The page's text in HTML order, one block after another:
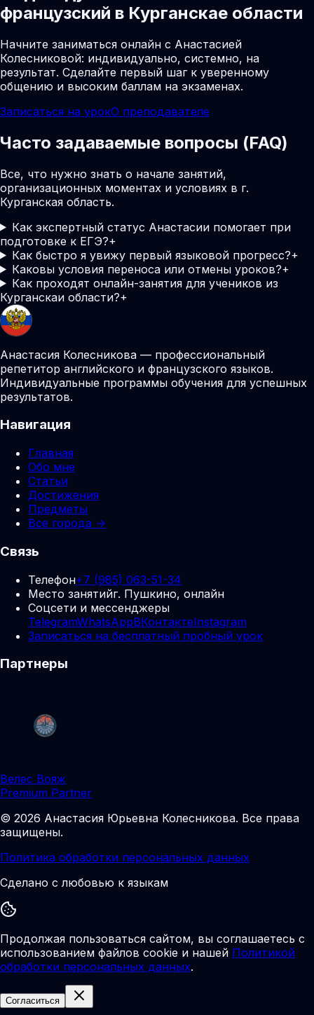
французский в Курганскае области
Начните заниматься онлайн с Анастасией
Колесниковой: индивидуально, системно, на
результат. Сделайте первый шаг к уверенному
общению и высоким баллам на экзаменах.
Записаться на урокО преподавателе
Часто задаваемые вопросы (FAQ)
Все, что нужно знать о начале занятий,
организационных моментах и условиях в г.
Курганская область.
Как экспертный статус Анастасии помогает при
подготовке к ЕГЭ?+
Как быстро я увижу первый языковой прогресс?+
Каковы условия переноса или отмены уроков?+
Как проходят онлайн-занятия для учеников из
Курганскаи области?+
Анастасия Колесникова — профессиональный
репетитор английского и французского языков.
Индивидуальные программы обучения для успешных
результатов.
Навигация
Главная
Обо мне
Статьи
Достижения
Предметы
Все города →
Связь
Телефон+7 (985) 063-51-34
Место занятийг. Пушкино, онлайн
Соцсети и мессенджеры
TelegramWhatsAppВКонтактеInstagram
Записаться на бесплатный пробный урок
Партнеры
Велес Вояж
Premium Partner
© 2026 Анастасия Юрьевна Колесникова. Все права
защищены.
Политика обработки персональных данных
Сделано с любовью к языкам
Продолжая пользоваться сайтом, вы соглашаетесь с
использованием файлов cookie и нашей Политикой
обработки персональных данных.
Согласиться